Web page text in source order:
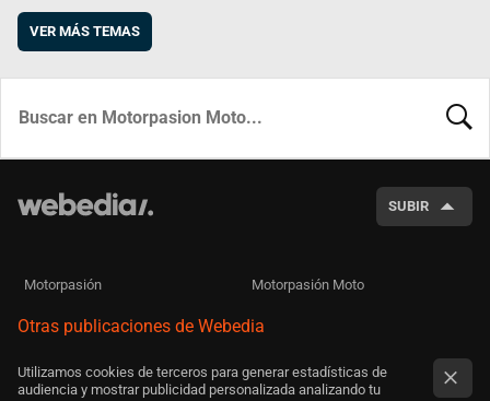
VER MÁS TEMAS
SUBIR
Motorpasión Motorpasión Moto
Otras publicaciones de Webedia
Utilizamos cookies de terceros para generar estadísticas de
audiencia y mostrar publicidad personalizada analizando tu